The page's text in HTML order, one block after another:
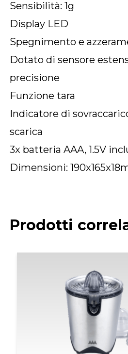
Sensibilità: 1g
Display LED
Spegnimento e
Dotato di sensore
precisione
Funzione tara
Indicatore di
scarica
3x batteria AAA, 1.5V
Dimensioni:
Prodotti